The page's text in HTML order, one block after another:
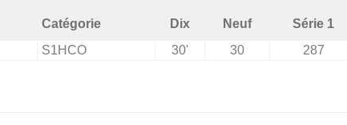
Catégorie Dix Neuf Série 1
S1HCO 30' 30 287